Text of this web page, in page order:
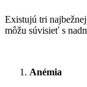
Existujú tri
môžu súvisieť s
Anémia